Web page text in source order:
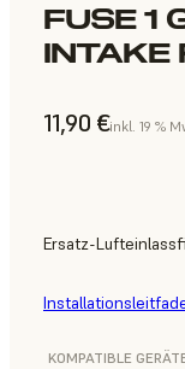
FUSE 1
INTAKE
11,90 €inkl. 19 %
Ersatz-
KOMPATIBLE